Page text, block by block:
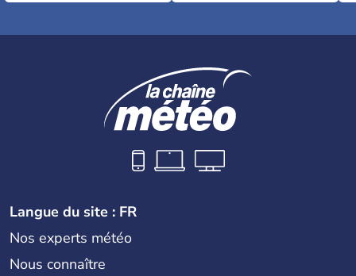
Langue du site : FR
Nos experts météo
Nous connaître